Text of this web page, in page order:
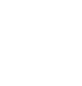
Security for
크숍